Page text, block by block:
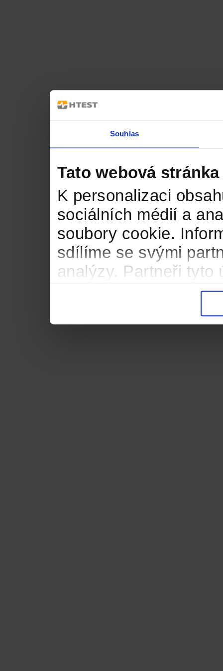
Souhlas
Tato webová
K personalizaci
sociálních médií a
soubory cookie.
sdílíme se svými
analýzy. Partneři tyto
informacemi, které